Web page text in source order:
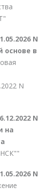
N
основе в
N
N
на
N